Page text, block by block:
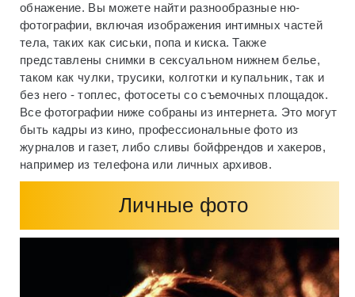
обнажение. Вы можете найти разнообразные ню-
фотографии, включая изображения интимных частей
тела, таких как сиськи, попа и киска. Также
представлены снимки в сексуальном нижнем белье,
таком как чулки, трусики, колготки и купальник, так и
без него - топлес, фотосеты со съемочных площадок.
Все фотографии ниже собраны из интернета. Это могут
быть кадры из кино, профессиональные фото из
журналов и газет, либо сливы бойфрендов и хакеров,
например из телефона или личных архивов.
Личные фото